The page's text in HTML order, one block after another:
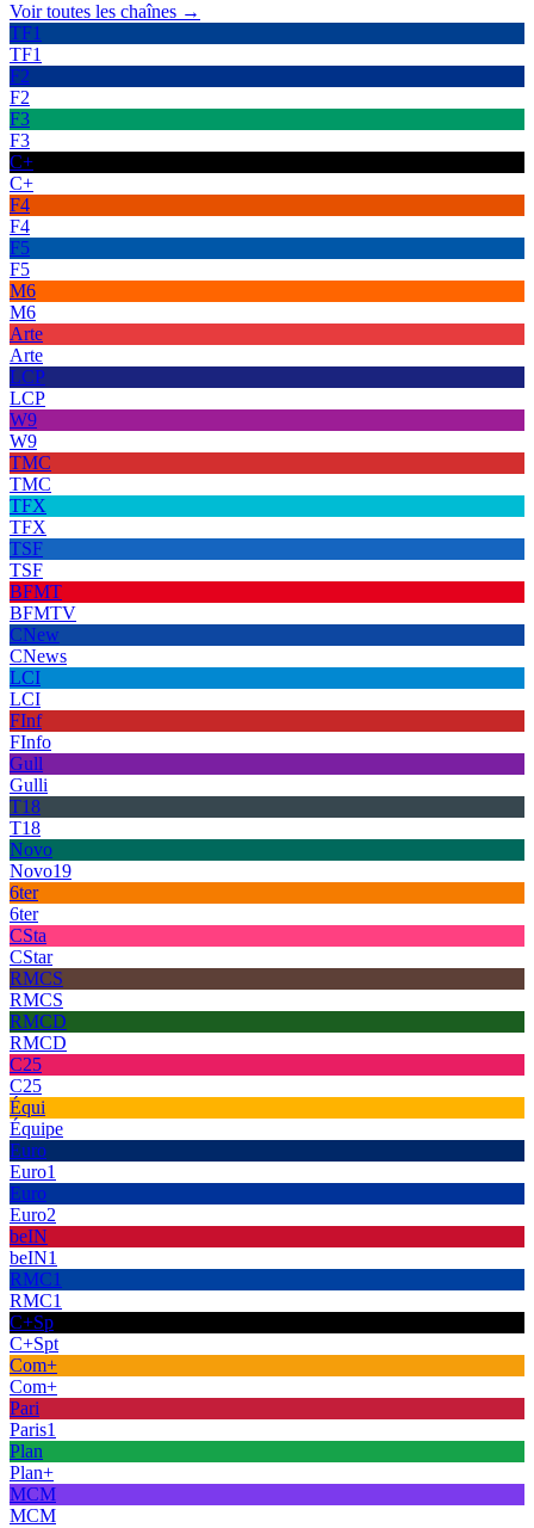
Voir toutes les chaînes →
TF1
TF1
F2
F2
F3
F3
C+
C+
F4
F4
F5
F5
M6
M6
Arte
Arte
LCP
LCP
W9
W9
TMC
TMC
TFX
TFX
TSF
TSF
BFMT
BFMTV
CNew
CNews
LCI
LCI
FInf
FInfo
Gull
Gulli
T18
T18
Novo
Novo19
6ter
6ter
CSta
CStar
RMCS
RMCS
RMCD
RMCD
C25
C25
Équi
Équipe
Euro
Euro1
Euro
Euro2
beIN
beIN1
RMC1
RMC1
C+Sp
C+Spt
Com+
Com+
Pari
Paris1
Plan
Plan+
MCM
MCM